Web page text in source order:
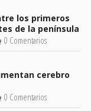
los primeros
de la península
0 Comentarios
cerebro
0 Comentarios